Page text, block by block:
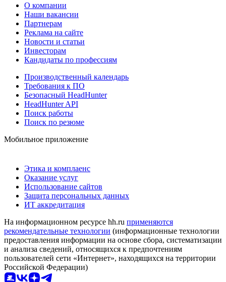
О компании
Наши вакансии
Партнерам
Реклама на сайте
Новости и статьи
Инвесторам
Кандидаты по профессиям
Производственный календарь
Требования к ПО
Безопасный HeadHunter
HeadHunter API
Поиск работы
Поиск по резюме
Мобильное приложение
Этика и комплаенс
Оказание услуг
Использование сайтов
Защита персональных данных
ИТ аккредитация
На информационном ресурсе hh.ru применяются
рекомендательные технологии (информационные технологии
предоставления информации на основе сбора, систематизации
и анализа сведений, относящихся к предпочтениям
пользователей сети «Интернет», находящихся на территории
Российской Федерации)